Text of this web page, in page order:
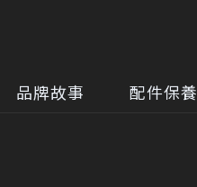
品牌故事 配件保養